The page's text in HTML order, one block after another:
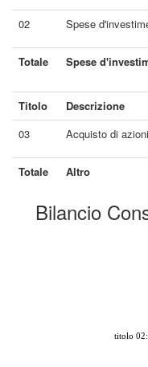
02
Spese
Totale Spese
Titolo
Descrizione
03
Acquisto di
Totale Altro
Bilancio
titolo